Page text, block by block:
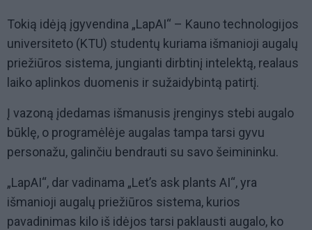
Tokią idėją įgyvendina „LapAI“ – Kauno technologijos
universiteto (KTU) studentų kuriama išmanioji augalų
priežiūros sistema, jungianti dirbtinį intelektą, realaus
laiko aplinkos duomenis ir sužaidybintą patirtį.
Į vazoną įdedamas išmanusis įrenginys stebi augalo
būklę, o programėlėje augalas tampa tarsi gyvu
personažu, galinčiu bendrauti su savo šeimininku.
„LapAI“, dar vadinama „Let’s ask plants AI“, yra
išmanioji augalų priežiūros sistema, kurios
pavadinimas kilo iš idėjos tarsi paklausti augalo, ko